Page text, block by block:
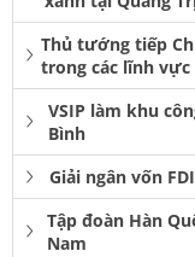
Thủ tướng tiếp
trong các lĩnh
VSIP làm khu
Bình
Giải ngân vốn
Tập đoàn Hàn
Nam